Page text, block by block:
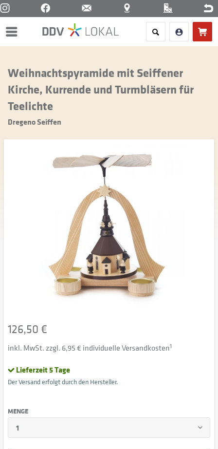
Menü
Weihnachtspyramide mit Seiffener
Kirche, Kurrende und Turmbläsern für
Teelichte
Dregeno Seiffen
126,50 €
inkl. MwSt. zzgl. 6,95 € individuelle Versandkosten1
Lieferzeit 5 Tage
Der Versand erfolgt durch den Hersteller.
MENGE